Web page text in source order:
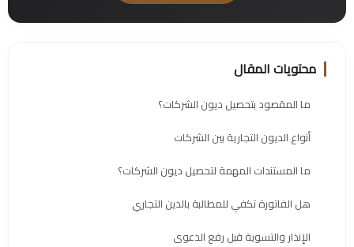
محتويات المقال
ما المقصود بتحصيل ديون الشركات؟
أنواع الديون التجارية بين الشركات
ما المستندات المهمة لتحصيل ديون الشركات؟
هل الفاتورة تكفي للمطالبة بالدين التجاري
الإنذار والتسوية قبل رفع الدعوى